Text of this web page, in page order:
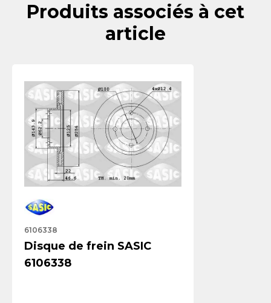
Produits associés à cet
article
6106338
Disque de frein SASIC
6106338